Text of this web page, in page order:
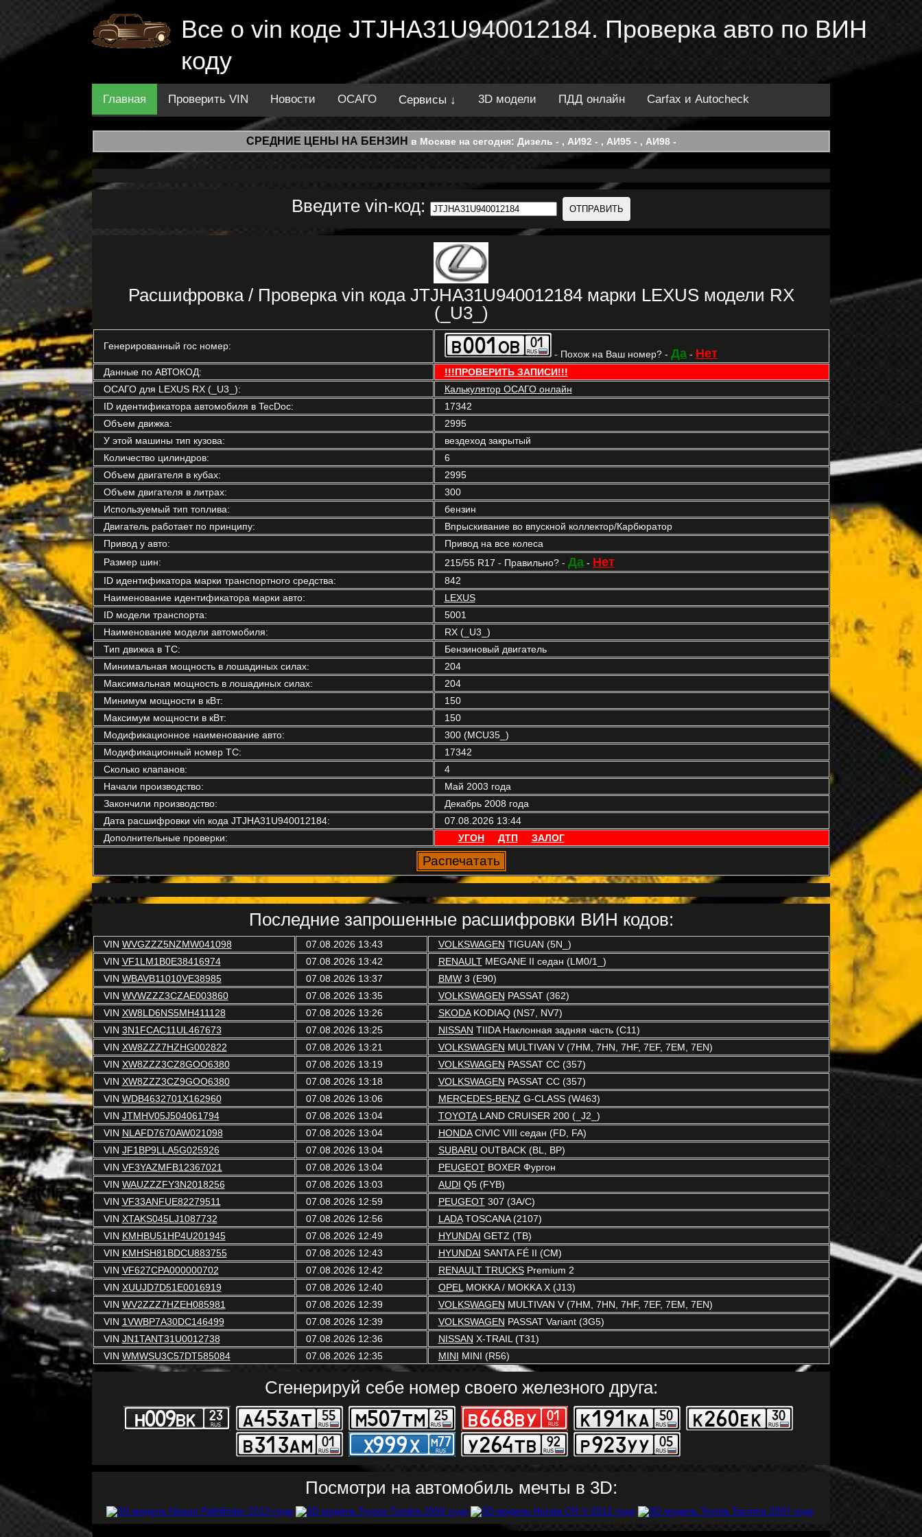
Все о vin коде JTJHA31U940012184. Проверка авто по ВИН
коду
Главная Проверить VIN Новости ОСАГО Сервисы ↓ 3D модели ПДД онлайн Carfax и Autocheck
СРЕДНИЕ ЦЕНЫ НА БЕНЗИН в Москве на сегодня: Дизель - , АИ92 - , АИ95 - , АИ98 -
Введите vin-код:
Расшифровка / Проверка vin кода JTJHA31U940012184 марки LEXUS модели RX
(_U3_)
Генерированный гос номер:
- Похож на Ваш номер? - Да- Нет
Данные по АВТОКОД:
!!!ПРОВЕРИТЬ ЗАПИСИ!!!
ОСАГО для LEXUS RX (_U3_):
Калькулятор ОСАГО онлайн
ID идентификатора автомобиля в TecDoc:
17342
Объем движка:
2995
У этой машины тип кузова:
вездеход закрытый
Количество цилиндров:
6
Объем двигателя в кубах:
2995
Объем двигателя в литрах:
300
Используемый тип топлива:
бензин
Двигатель работает по принципу:
Впрыскивание во впускной коллектор/Карбюратор
Привод у авто:
Привод на все колеса
Размер шин:
215/55 R17 - Правильно? - Да- Нет
ID идентификатора марки транспортного средства:
842
Наименование идентификатора марки авто:
LEXUS
ID модели транспорта:
5001
Наименование модели автомобиля:
RX (_U3_)
Тип движка в ТС:
Бензиновый двигатель
Минимальная мощность в лошадиных силах:
204
Максимальная мощность в лошадиных силах:
204
Минимум мощности в кВт:
150
Максимум мощности в кВт:
150
Модификационное наименование авто:
300 (MCU35_)
Модификационный номер ТС:
17342
Сколько клапанов:
4
Начали производство:
Май 2003 года
Закончили производство:
Декабрь 2008 года
Дата расшифровки vin кода JTJHA31U940012184:
07.08.2026 13:44
Дополнительные проверки:
УГОН ДТП ЗАЛОГ
Последние запрошенные расшифровки ВИН кодов:
VIN WVGZZZ5NZMW041098 07.08.2026 13:43 VOLKSWAGEN TIGUAN (5N_)
VIN VF1LM1B0E38416974 07.08.2026 13:42 RENAULTMEGANE II седан (LM0/1_)
VIN WBAVB11010VE38985 07.08.2026 13:37 BMW3 (E90)
VIN WVWZZZ3CZAE003860 07.08.2026 13:35 VOLKSWAGEN PASSAT (362)
VIN XW8LD6NS5MH411128 07.08.2026 13:26 SKODAKODIAQ (NS7, NV7)
VIN 3N1FCAC11UL467673 07.08.2026 13:25 NISSAN TIIDA Наклонная задняя часть (C11)
VIN XW8ZZZ7HZHG002822 07.08.2026 13:21 VOLKSWAGEN MULTIVAN V (7HM, 7HN, 7HF, 7EF, 7EM, 7EN)
VIN XW8ZZZ3CZ8GOO6380 07.08.2026 13:19 VOLKSWAGEN PASSAT CC (357)
VIN XW8ZZZ3CZ9GOO6380 07.08.2026 13:18 VOLKSWAGEN PASSAT CC (357)
VIN WDB4632701X162960 07.08.2026 13:06 MERCEDES-BENZ G-CLASS (W463)
VIN JTMHV05J504061794 07.08.2026 13:04 TOYOTALAND CRUISER 200 (_J2_)
VIN NLAFD7670AW021098 07.08.2026 13:04 HONDACIVIC VIII седан (FD, FA)
VIN JF1BP9LLA5G025926 07.08.2026 13:04 SUBARU OUTBACK (BL, BP)
VIN VF3YAZMFB12367021 07.08.2026 13:04 PEUGEOTBOXER Фургон
VIN WAUZZZFY3N2018256 07.08.2026 13:03 AUDI Q5 (FYB)
VIN VF33ANFUE82279511 07.08.2026 12:59 PEUGEOT307 (3A/C)
VIN XTAKS045LJ1087732 07.08.2026 12:56 LADATOSCANA (2107)
VIN KMHBU51HP4U201945 07.08.2026 12:49 HYUNDAI GETZ (TB)
VIN KMHSH81BDCU883755 07.08.2026 12:43 HYUNDAI SANTA FÉ II (CM)
VIN VF627CPA000000702 07.08.2026 12:42 RENAULT TRUCKSPremium 2
VIN XUUJD7D51E0016919 07.08.2026 12:40 OPEL MOKKA / MOKKA X (J13)
VIN WV2ZZZ7HZEH085981 07.08.2026 12:39 VOLKSWAGEN MULTIVAN V (7HM, 7HN, 7HF, 7EF, 7EM, 7EN)
VIN 1VWBP7A30DC146499 07.08.2026 12:39 VOLKSWAGEN PASSAT Variant (3G5)
VIN JN1TANT31U0012738 07.08.2026 12:36 NISSAN X-TRAIL (T31)
VIN WMWSU3C57DT585084 07.08.2026 12:35 MINI MINI (R56)
Сгенерируй себе номер своего железного друга:
Посмотри на автомобиль мечты в 3D: